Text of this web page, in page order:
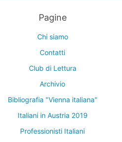
Pagine
Chi siamo
Contatti
Club di Lettura
Archivio
Bibliografia "Vienna italiana"
Italiani in Austria 2019
Professionisti Italiani